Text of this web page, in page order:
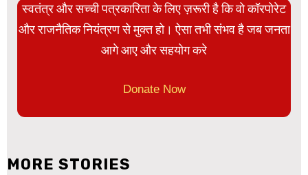
स्वतंत्र और सच्ची पत्रकारिता के लिए ज़रूरी है कि वो कॉरपोरेट
और राजनैतिक नियंत्रण से मुक्त हो। ऐसा तभी संभव है जब जनता
आगे आए और सहयोग करे
Donate Now
MORE STORIES